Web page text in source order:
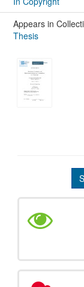
Appears in
Thesis